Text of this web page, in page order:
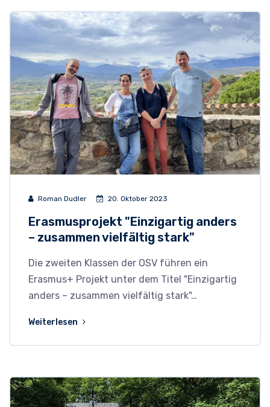
Roman Dudler 20. Oktober 2023
Erasmusprojekt "Einzigartig anders
– zusammen vielfältig stark"
Die zweiten Klassen der OSV führen ein
Erasmus+ Projekt unter dem Titel "Einzigartig
anders – zusammen vielfältig stark"…
Weiterlesen